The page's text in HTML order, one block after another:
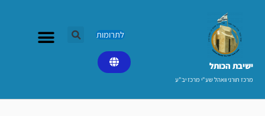
ישיבת הכותל​
מרכז תורני וואהל שע"י מרכז יב"ע
לתרומות